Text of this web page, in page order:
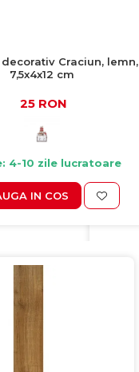
Craciun, lemn,
7,5x4x12 cm
25 RON
4-10 zile lucratoare
IN COS